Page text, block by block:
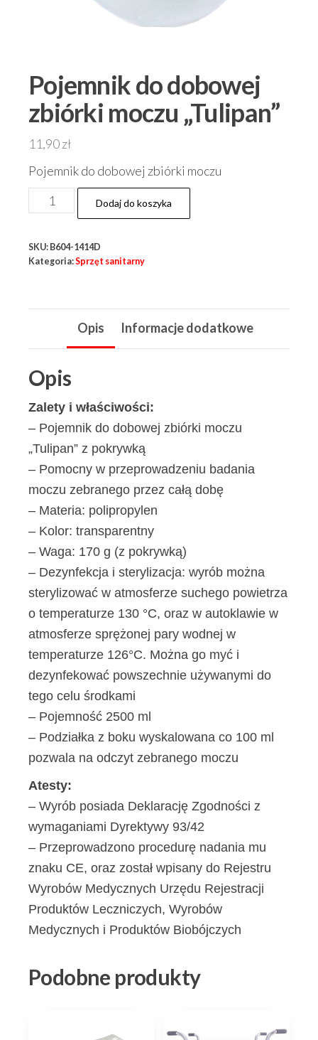
Pojemnik do dobowej
zbiórki moczu „Tulipan”
11,90zł
Pojemnik do dobowej zbiórki moczu
ilość
Pojemnik
dobowej
Dodaj do koszyka
SKU: B604-1414D
Kategoria:Sprzęt sanitarny
Opis Informacje dodatkowe
Opis
Zalety i właściwości:
– Pojemnik do dobowej zbiórki moczu
„Tulipan” z pokrywką
– Pomocny w przeprowadzeniu badania
moczu zebranego przez całą dobę
– Materia: polipropylen
– Kolor: transparentny
– Waga: 170 g (z pokrywką)
– Dezynfekcja i sterylizacja: wyrób można
sterylizować w atmosferze suchego powietrza
o temperaturze 130 °C, oraz w autoklawie w
atmosferze sprężonej pary wodnej w
temperaturze 126°C. Można go myć i
dezynfekować powszechnie używanymi do
tego celu środkami
– Pojemność 2500 ml
– Podziałka z boku wyskalowana co 100 ml
pozwala na odczyt zebranego moczu
Atesty:
– Wyrób posiada Deklarację Zgodności z
wymaganiami Dyrektywy 93/42
– Przeprowadzono procedurę nadania mu
znaku CE, oraz został wpisany do Rejestru
Wyrobów Medycznych Urzędu Rejestracji
Produktów Leczniczych, Wyrobów
Medycznych i Produktów Biobójczych
Podobne produkty